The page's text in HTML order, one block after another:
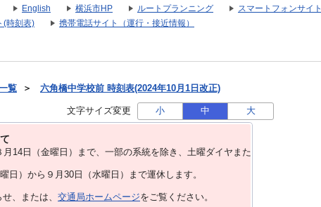
English 横浜市HP ルートプランニング
スマートフォンサイト
(時刻表) 携帯電話サイト（運行・接近情報）
覧 ＞ 六角橋中学校前 時刻表(2024年10月1日改正)
文字サイズ変更 小 中 大
14⽇（金曜日）まで、⼀部の系統を除き、⼟曜ダイヤまた
）から９月30日（水曜日）まで運休します。
、または、 交通局ホームページをご覧ください。